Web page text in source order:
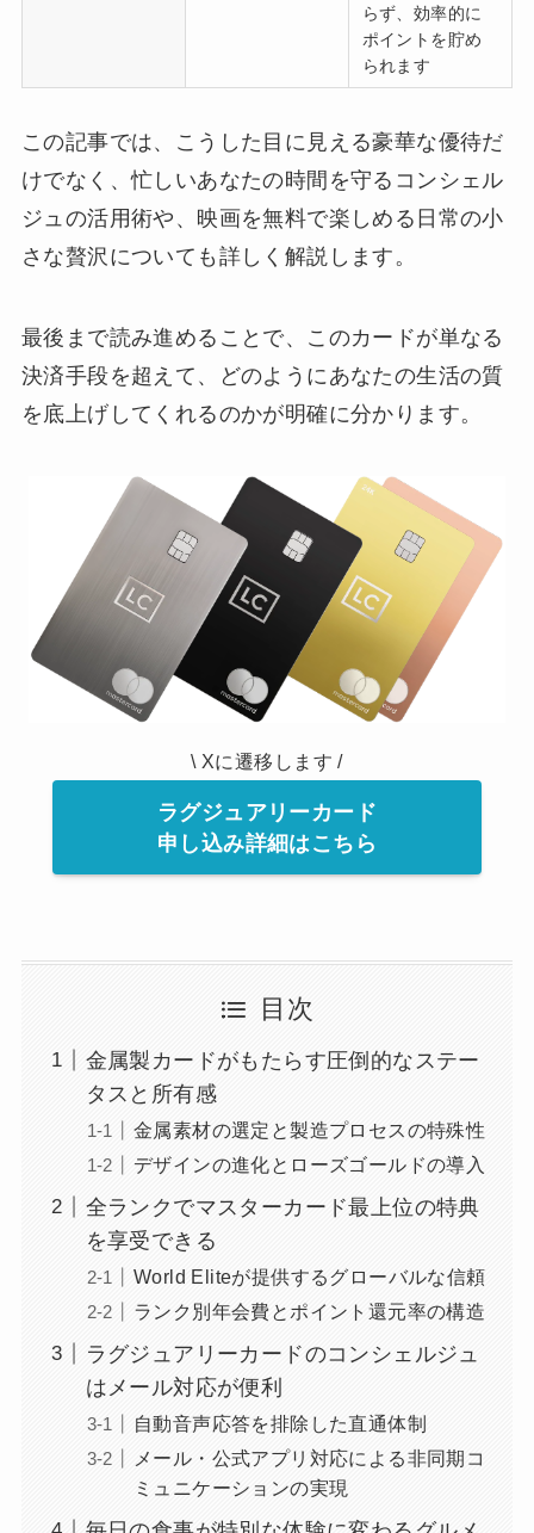
らず、効率的に
ポイントを貯め
られます
この記事では、こうした目に見える豪華な優待だ
けでなく、忙しいあなたの時間を守るコンシェル
ジュの活用術や、映画を無料で楽しめる日常の小
さな贅沢についても詳しく解説します。
最後まで読み進めることで、このカードが単なる
決済手段を超えて、どのようにあなたの生活の質
を底上げしてくれるのかが明確に分かります。
\ Xに遷移します /
ラグジュアリーカード
申し込み詳細はこちら
目次
金属製カードがもたらす圧倒的なステー
タスと所有感
金属素材の選定と製造プロセスの特殊性
デザインの進化とローズゴールドの導入
全ランクでマスターカード最上位の特典
を享受できる
World Eliteが提供するグローバルな信頼
ランク別年会費とポイント還元率の構造
ラグジュアリーカードのコンシェルジュ
はメール対応が便利
自動音声応答を排除した直通体制
メール・公式アプリ対応による非同期コ
ミュニケーションの実現